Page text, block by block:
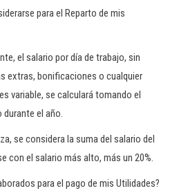
para el Reparto de mis
el salario por día de trabajo, sin
extras, bonificaciones o cualquier
variable, se calculará tomando el
durante el año.
se considera la suma del salario del
con el salario más alto, más un 20%.
para el pago de mis Utilidades?